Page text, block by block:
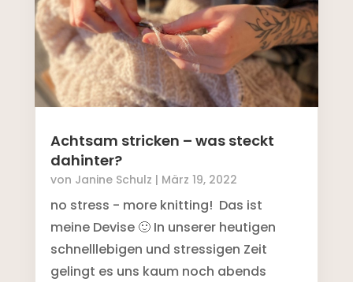
Achtsam stricken – was steckt
dahinter?
von Janine Schulz | März 19, 2022
no stress - more knitting! Das ist
meine Devise 🙂 In unserer heutigen
schnelllebigen und stressigen Zeit
gelingt es uns kaum noch abends